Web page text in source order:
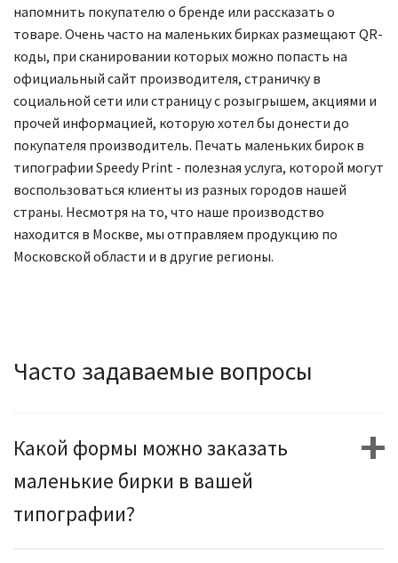
напомнить покупателю о бренде или рассказать о
товаре. Очень часто на маленьких бирках размещают QR-
коды, при сканировании которых можно попасть на
официальный сайт производителя, страничку в
социальной сети или страницу с розыгрышем, акциями и
прочей информацией, которую хотел бы донести до
покупателя производитель. Печать маленьких бирок в
типографии Speedy Print - полезная услуга, которой могут
воспользоваться клиенты из разных городов нашей
страны. Несмотря на то, что наше производство
находится в Москве, мы отправляем продукцию по
Московской области и в другие регионы.
Часто задаваемые вопросы
Какой формы можно заказать
маленькие бирки в вашей
типографии?